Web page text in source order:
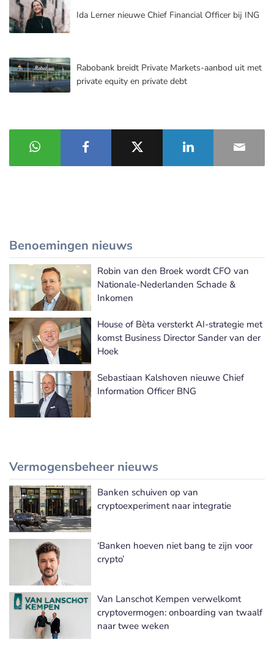
Ida Lerner nieuwe Chief Financial Officer bij ING
Rabobank breidt Private Markets-aanbod uit met
private equity en private debt
Benoemingen nieuws
Meer Benoemingen nieuws
Robin van den Broek wordt CFO van
Nationale-Nederlanden Schade &
Inkomen
House of Bèta versterkt AI-strategie met
komst Business Director Sander van der
Hoek
Sebastiaan Kalshoven nieuwe Chief
Information Officer BNG
Vermogensbeheer nieuws
Meer Vermogensbeheer nieuws
Banken schuiven op van
cryptoexperiment naar integratie
‘Banken hoeven niet bang te zijn voor
crypto’
Van Lanschot Kempen verwelkomt
cryptovermogen: onboarding van twaalf
naar twee weken